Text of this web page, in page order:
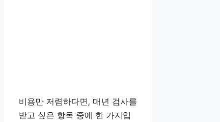
비용만 저렴하다면, 매년 검사를
받고 싶은 항목 중에 한 가지입